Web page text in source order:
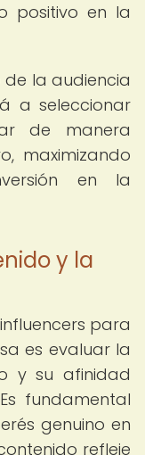
positivo en la
de la audiencia
a seleccionar
de manera
maximizando
en la
y la
para
es evaluar la
y su afinidad
fundamental
genuino en
refleje